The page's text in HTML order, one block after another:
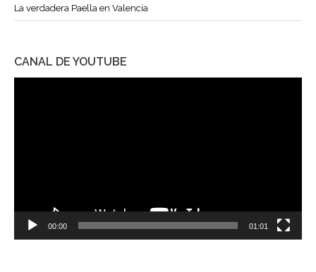
La verdadera Paella en Valencia
CANAL DE YOUTUBE
00:00 01:01